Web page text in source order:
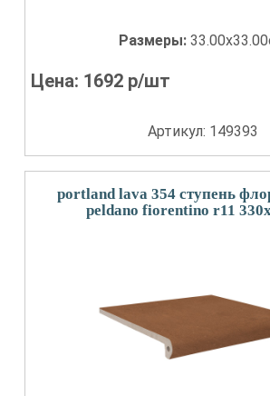
Размеры:
Цена: 1692 р/шт
Артикул: 149393
portland lava 354 ступень
peldano fiorentino r11